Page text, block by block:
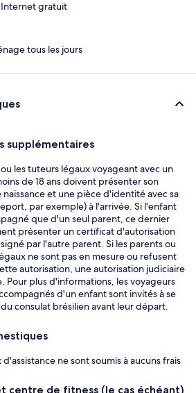
Internet gratuit
tous les jours
supplémentaires
les tuteurs légaux voyageant avec un
de 18 ans doivent présenter son
et une pièce d'identité avec sa
par exemple) à l'arrivée. Si l'enfant
que d'un seul parent, ce dernier
présenter un certificat d'autorisation
par l'autre parent. Si les parents ou
ne sont pas en mesure ou refusent
autorisation, une autorisation judiciaire
Pour plus d'informations, les voyageurs
d'un enfant sont invités à se
consulat brésilien avant leur départ.
d'assistance ne sont soumis à aucuns frais
centre de fitness (le cas échéant)